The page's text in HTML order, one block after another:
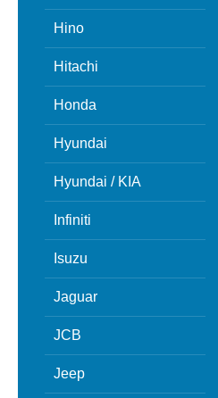
Hino
Hitachi
Honda
Hyundai
Hyundai / KIA
Infiniti
Isuzu
Jaguar
JCB
Jeep